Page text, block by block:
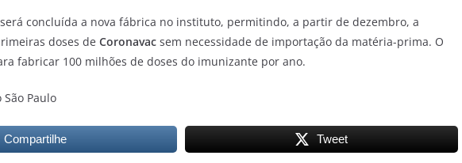
concluída a nova fábrica no instituto, permitindo, a partir de dezembro, a
doses de Coronavac sem necessidade de importação da matéria-prima. O
fabricar 100 milhões de doses do imunizante por ano.
São Paulo
Compartilhe Tweet